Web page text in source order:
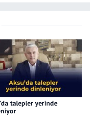
talepler yerinde